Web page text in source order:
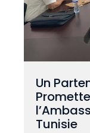
Un
Tunisie